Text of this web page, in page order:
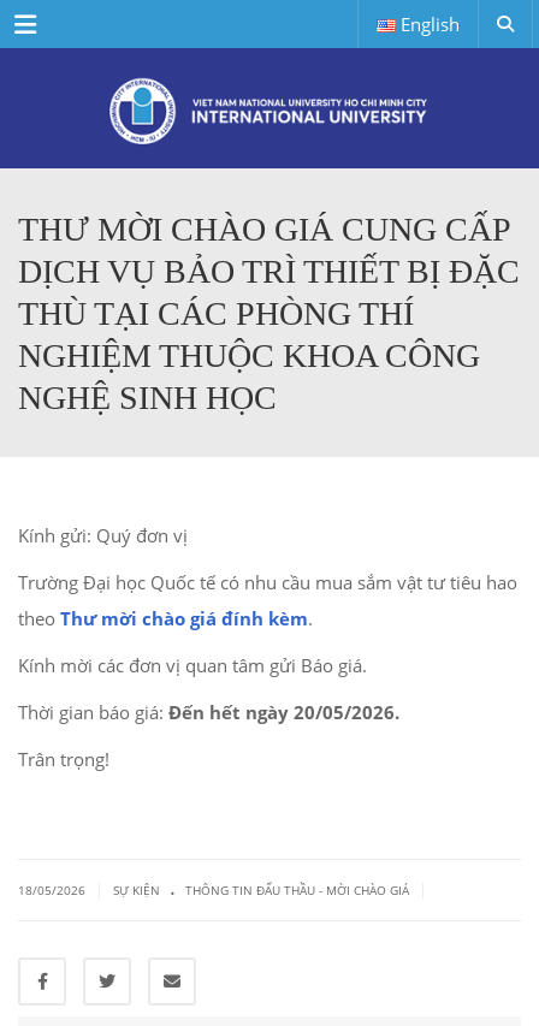
Menu English
THƯ MỜI CHÀO GIÁ CUNG CẤP
DỊCH VỤ BẢO TRÌ THIẾT BỊ ĐẶC
THÙ TẠI CÁC PHÒNG THÍ
NGHIỆM THUỘC KHOA CÔNG
NGHỆ SINH HỌC
Kính gửi: Quý đơn vị
Trường Đại học Quốc tế có nhu cầu mua sắm vật tư tiêu hao
theo Thư mời chào giá đính kèm.
Kính mời các đơn vị quan tâm gửi Báo giá.
Thời gian báo giá: Đến hết ngày 20/05/2026.
Trân trọng!
18/05/2026 SỰ KIỆN . THÔNG TIN ĐẤU THẦU - MỜI CHÀO GIÁ